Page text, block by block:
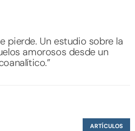
pierde. Un estudio sobre la
amorosos desde un
ARTÍCULOS